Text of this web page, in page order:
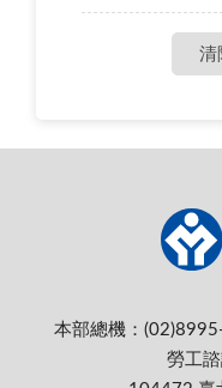
本部總機：
勞工